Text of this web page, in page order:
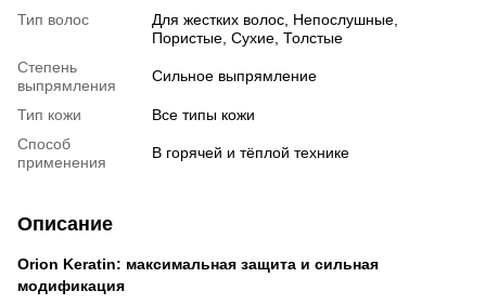
Тип волос
Для жестких волос, Непослушные,
Пористые, Сухие, Толстые
Степень
выпрямления
Сильное выпрямление
Тип кожи
Все типы кожи
Способ
применения
В горячей и тёплой технике
Описание
Orion Keratin: максимальная защита и сильная
модификация